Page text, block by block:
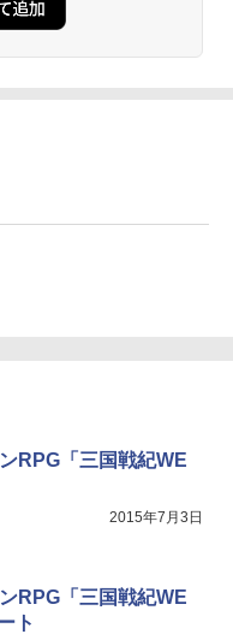
ドナイト ブラック(CFI-
ZCT2J)
ギフトカード】 [オ
ワイト)
ブ！蓮ノ空女学院スクー
ブ Bloom Garden Part
限定版）
産限定版 [DVD]
RPG「三国戦紀WE
2015年7月3日
RPG「三国戦紀WE
ト